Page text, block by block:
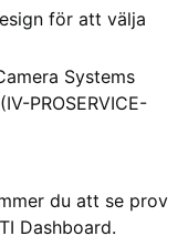
för att välja
Systems
PROSERVICE-
du att se prov
Dashboard.